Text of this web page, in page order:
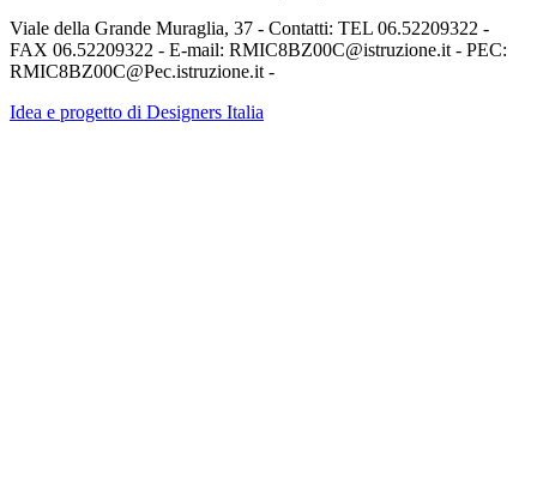
Viale della Grande Muraglia, 37 - Contatti: TEL 06.52209322 -
FAX 06.52209322 - E-mail: RMIC8BZ00C@istruzione.it - PEC:
RMIC8BZ00C@Pec.istruzione.it -
Idea e progetto di Designers Italia